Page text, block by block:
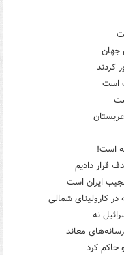
جهان
کردند
است
است!
قرار دادیم
ایران است
کارولینای شمالی
نه
معاند
حاکم کرد